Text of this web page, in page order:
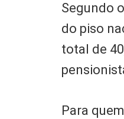
Segundo
do piso
total de
Para